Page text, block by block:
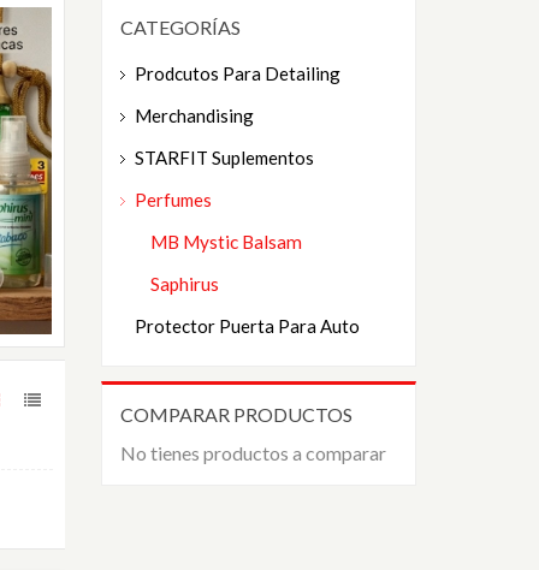
CATEGORÍAS
Prodcutos Para Detailing
Merchandising
STARFIT Suplementos
Perfumes
MB Mystic Balsam
Saphirus
Protector Puerta Para Auto
COMPARAR PRODUCTOS
No tienes productos a comparar